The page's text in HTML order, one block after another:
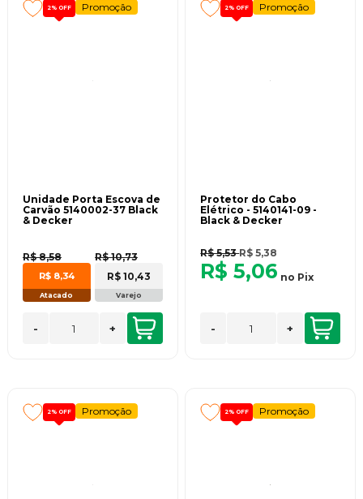
2% OFF Promoção
Unidade Porta Escova de
Carvão 5140002-37 Black
& Decker
R$ 8,58
R$ 8,34
Atacado
R$ 10,73
R$ 10,43
Varejo
- +
2% OFF Promoção
Protetor do Cabo
Elétrico - 5140141-09 -
Black & Decker
R$ 5,53R$ 5,38
R$ 5,06 no Pix
- +
2% OFF Promoção 2% OFF Promoção